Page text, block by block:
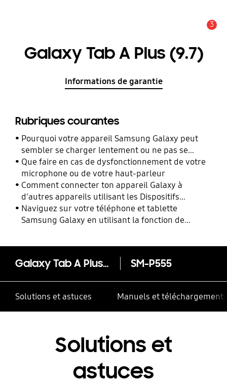
3
Galaxy Tab A Plus (9.7)
Informations de garantie
Rubriques courantes
Pourquoi votre appareil Samsung Galaxy peut
sembler se charger lentement ou ne pas se
charger du tout
Que faire en cas de dysfonctionnement de votre
microphone ou de votre haut-parleur
Comment connecter ton appareil Galaxy à
d'autres appareils utilisant les Dispositifs
Connectés ?
Naviguez sur votre téléphone et tablette
Samsung Galaxy en utilisant la fonction de
Galaxy Tab A Plus (9.7) SM-P555
Solutions et astuces Manuels et téléchargements
Solutions et
astuces